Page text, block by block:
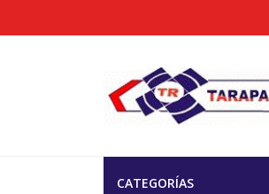
CATEGORÍAS